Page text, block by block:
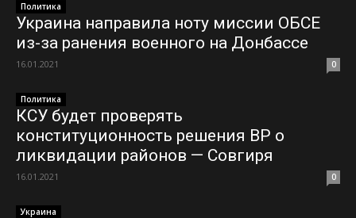
Политика
Украина направила ноту миссии ОБСЕ
из-за ранения военного на Донбассе
16.01.2021 0
Политика
КСУ будет проверять
конституционность решения ВР о
ликвидации районов — Совгиря
16.01.2021 0
Украина